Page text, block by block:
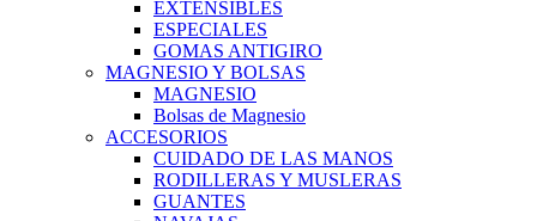
EXTENSIBLES
ESPECIALES
GOMAS ANTIGIRO
MAGNESIO Y BOLSAS
MAGNESIO
Bolsas de Magnesio
ACCESORIOS
CUIDADO DE LAS MANOS
RODILLERAS Y MUSLERAS
GUANTES